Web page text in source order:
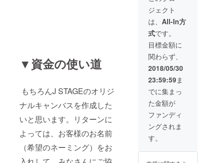
▼資金の使い道
もちろんJ STAGEのオリジ
ナルキャンバスを作成した
いと思います。リターンに
よっては、お客様のお名前
（希望のネーミング）をお
ジェクト
は、 All-In方
式です。
目標金額に
関わらず、
2018/05/30
23:59:59ま
でに集まっ
た金額が
ファンディ
ングされま
す。